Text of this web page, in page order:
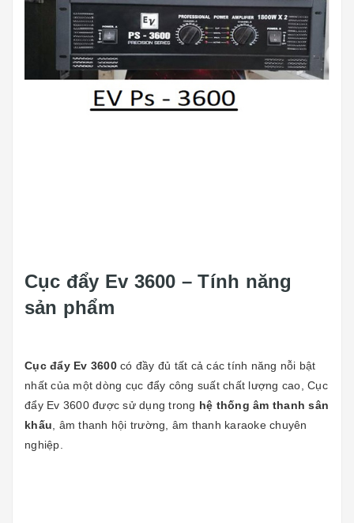
Cục đẩy Ev 3600 – Tính năng
sản phẩm
Cục đẩy Ev 3600có đầy đủ tất cả các tính năng nỗi bật
nhất của một dòng cục đẩy công suất chất lượng cao, Cục
đẩy Ev 3600 được sử dụng trong hệ thống âm thanh sân
khấu , âm thanh hội trường, âm thanh karaoke chuyên
nghiệp.